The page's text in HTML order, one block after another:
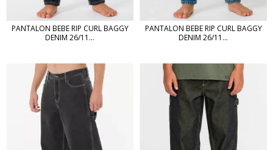
PANTALON BEBE RIP CURL BAGGY
DENIM 26/11...
PANTALON BEBE RIP CURL BAGGY
DENIM 26/11...